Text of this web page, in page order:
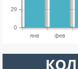
янв фев
0
29